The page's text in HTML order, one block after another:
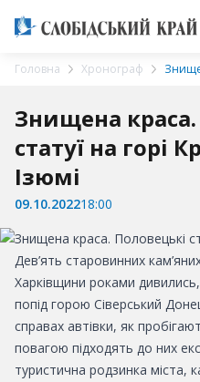
Головна Хронограф
Знищена
статуї на горі
Ізюмі
09.10.202218:00
Дев’ять старовинних
Харківщини роками
попід горою Сіверський
справах автівки, як
повагою підходять до них
туристична родзинка міста,